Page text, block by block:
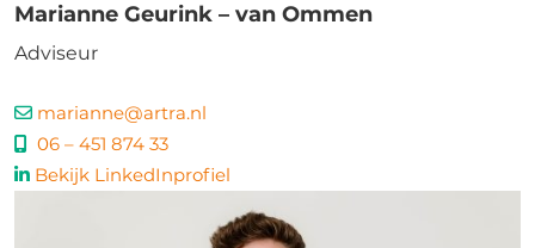
Marianne Geurink – van Ommen
Adviseur
marianne@artra.nl
06 – 451 874 33
Bekijk LinkedInprofiel